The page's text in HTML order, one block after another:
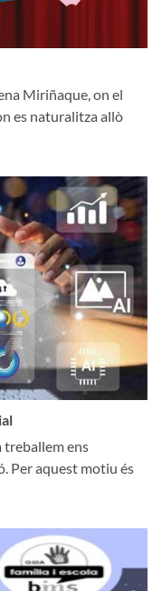
Miriñaque, on el
es naturalitza allò
treballem ens
Per aquest motiu és